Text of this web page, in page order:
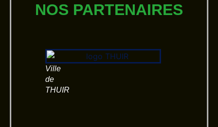
NOS PARTENAIRES
Ville
de
THUIR